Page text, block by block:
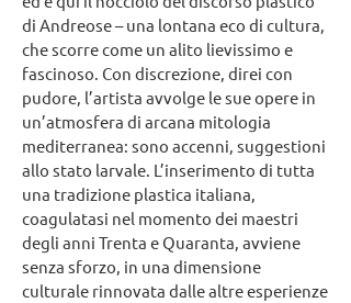
di Andreose – una lontana eco di cultura,
che scorre come un alito lievissimo e
fascinoso. Con discrezione, direi con
pudore, l’artista avvolge le sue opere in
un’atmosfera di arcana mitologia
mediterranea: sono accenni, suggestioni
allo stato larvale. L’inserimento di tutta
una tradizione plastica italiana,
coagulatasi nel momento dei maestri
degli anni Trenta e Quaranta, avviene
senza sforzo, in una dimensione
culturale rinnovata dalle altre esperienze